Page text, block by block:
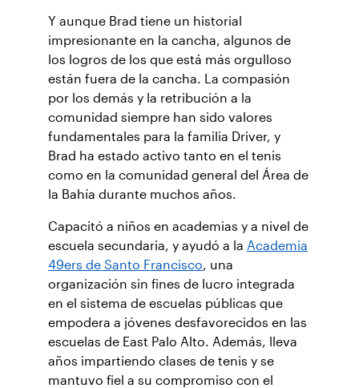
Y aunque Brad tiene un historial
impresionante en la cancha, algunos de
los logros de los que está más orgulloso
están fuera de la cancha. La compasión
por los demás y la retribución a la
comunidad siempre han sido valores
fundamentales para la familia Driver, y
Brad ha estado activo tanto en el tenis
como en la comunidad general del Área de
la Bahía durante muchos años.
Capacitó a niños en academias y a nivel de
escuela secundaria, y ayudó a la Academia
49ers de Santo Francisco, una
organización sin fines de lucro integrada
en el sistema de escuelas públicas que
empodera a jóvenes desfavorecidos en las
escuelas de East Palo Alto. Además, lleva
años impartiendo clases de tenis y se
mantuvo fiel a su compromiso con el